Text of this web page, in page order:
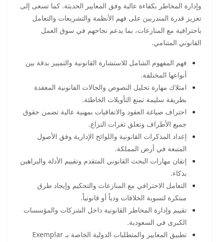
وإدارة المخاطر بكفاءة عالية وفق المعايير الحديثة. كما تسعى إلى
تعزيز قدرة المتدربين على فهم الأنظمة والتشريعات والتعامل
باحترافية مع المنازعات، بما يدعم نجاحهم في سوق العمل
القانوني المتنامي.
فهم المفهوم الشامل للاستشارة القانونية والتمييز بدقة بين
أنواعها المختلفة.
امتلاك مهارة تحليل النصوص والحالات القانونية المعقدة
بطريقة سليمة تمنع التأويلات الخاطئة.
احتراف صياغة العقود والاتفاقيات بمهنية عالية تضمن حقوق
جميع الأطراف وتغلق ثغرات النزاع.
إعداد المذكرات القانونية واللوائح الإدارية وفق الأصول
المتبعة في أرض المملكة.
إتقان مهارات البحث القانوني المتقدم وتقييم الأدلة والبراهين
بذكاء.
التعامل الاحترافي مع المنازعات والتحكيم وإيجاد طرق
مبتكرة لتسوية الخلافات ودياً أو قانونياً.
تقييم وإدارة المخاطر القانونية داخل الشركات والمؤسسات
الكبرى في السعودية.
تطبيق المعايير والمتطلبات الدولية الخاصة بـ Exemplar